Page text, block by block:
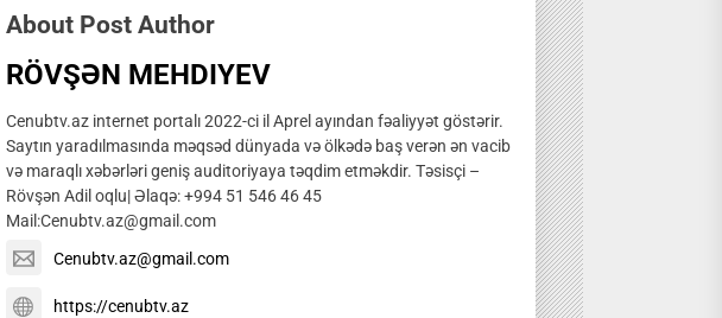
About Post Author
RÖVŞƏN MEHDIYEV
Cenubtv.az internet portalı 2022-ci il Aprel ayından fəaliyyət göstərir.
Saytın yaradılmasında məqsəd dünyada və ölkədə baş verən ən vacib
və maraqlı xəbərləri geniş auditoriyaya təqdim etməkdir. Təsisçi –
Rövşən Adil oqlu| Əlaqə: +994 51 546 46 45
Mail:Cenubtv.az@gmail.com
Cenubtv.az@gmail.com
https://cenubtv.az